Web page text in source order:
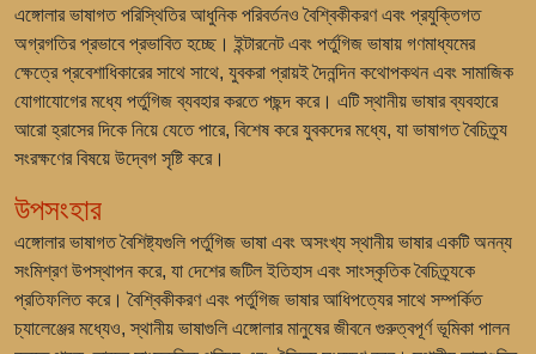
এঙ্গোলার ভাষাগত পরিস্থিতির আধুনিক পরিবর্তনও বৈশ্বিকীকরণ এবং প্রযুক্তিগত
অগ্রগতির প্রভাবে প্রভাবিত হচ্ছে। ইন্টারনেট এবং পর্তুগিজ ভাষায় গণমাধ্যমের
ক্ষেত্রে প্রবেশাধিকারের সাথে সাথে, যুবকরা প্রায়ই দৈনন্দিন কথোপকথন এবং সামাজিক
যোগাযোগের মধ্যে পর্তুগিজ ব্যবহার করতে পছন্দ করে। এটি স্থানীয় ভাষার ব্যবহারে
আরো হ্রাসের দিকে নিয়ে যেতে পারে, বিশেষ করে যুবকদের মধ্যে, যা ভাষাগত বৈচিত্র্য
সংরক্ষণের বিষয়ে উদ্বেগ সৃষ্টি করে।
উপসংহার
এঙ্গোলার ভাষাগত বৈশিষ্ট্যগুলি পর্তুগিজ ভাষা এবং অসংখ্য স্থানীয় ভাষার একটি অনন্য
সংমিশ্রণ উপস্থাপন করে, যা দেশের জটিল ইতিহাস এবং সাংস্কৃতিক বৈচিত্র্যকে
প্রতিফলিত করে। বৈশ্বিকীকরণ এবং পর্তুগিজ ভাষার আধিপত্যের সাথে সম্পর্কিত
চ্যালেঞ্জের মধ্যেও, স্থানীয় ভাষাগুলি এঙ্গোলার মানুষের জীবনে গুরুত্বপূর্ণ ভূমিকা পালন